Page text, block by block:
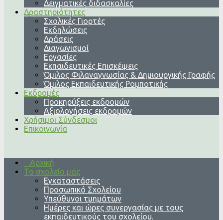
Δειγματικές διδασκαλίες
Δραστηριότητες
Σχολικές Γιορτές
Εκδηλώσεις
Δράσεις
Διαγωνισμοί
Εργασίες
Εκπαιδευτικές Επισκέψεις
Όμιλος Φιλαναγνωσίας & Δημιουργικής Γραφής
Όμιλος Εκπαιδευτικής Ρομποτικής
Εκδρομές
Προκηρύξεις εκδρομών
Αξιολογήσεις εκδρομών
Χρήσιμοι Σύνδεσμοι
Επικοινωνία
Αρχική
Το σχολείο μας
Εγκαταστάσεις
Προσωπικό Σχολείου
Υπεύθυνοι τμημάτων
Ημέρες και ώρες συνεργασίας με τους
εκπαιδευτικούς του σχολείου.